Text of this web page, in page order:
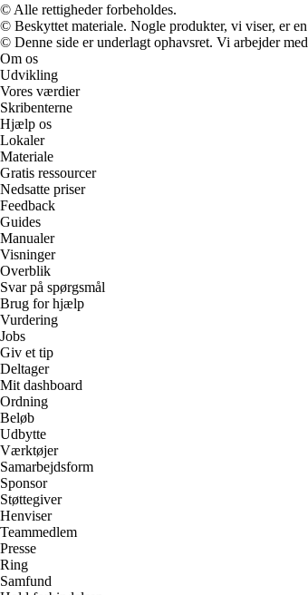
© Alle rettigheder forbeholdes.
© Beskyttet materiale. Nogle produkter, vi viser, er
© Denne side er underlagt ophavsret. Vi arbejder
Om os
Udvikling
Vores værdier
Skribenterne
Hjælp os
Lokaler
Materiale
Gratis ressourcer
Nedsatte priser
Feedback
Guides
Manualer
Visninger
Overblik
Svar på spørgsmål
Brug for hjælp
Vurdering
Jobs
Giv et tip
Deltager
Mit dashboard
Ordning
Beløb
Udbytte
Værktøjer
Samarbejdsform
Sponsor
Støttegiver
Henviser
Teammedlem
Presse
Ring
Samfund